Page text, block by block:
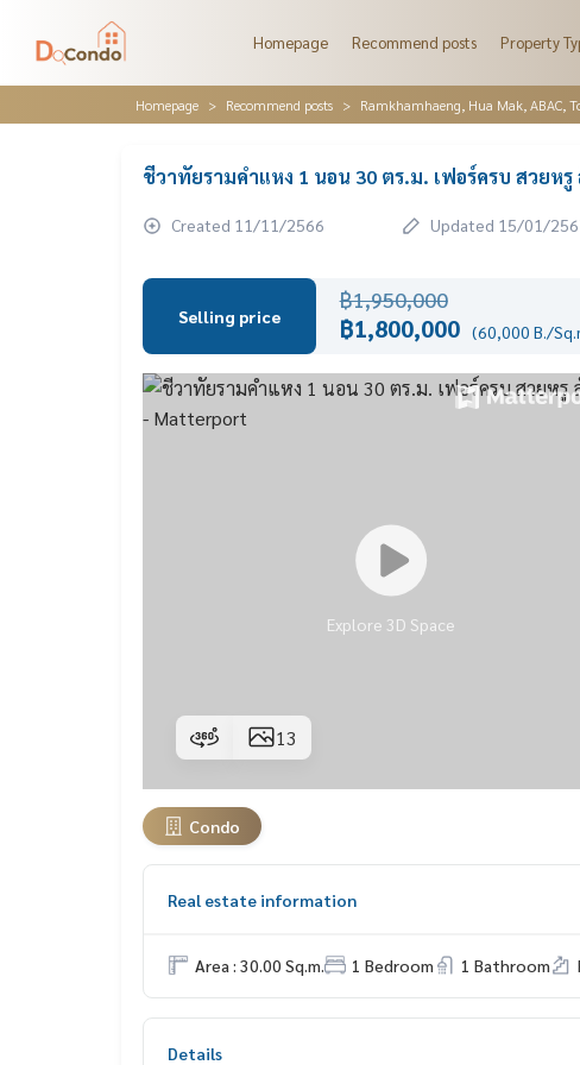
Homepage Recommend posts Property
Homepage Recommend posts Ramkhamhaeng, Hua Mak, ABAC,
ชีวาทัยรามคำแหง 1 นอน 30 ตร.ม. เฟอร์ครบ สวยหรู
Created 11/11/2566 Updated 15/01/
Selling price
฿1,950,000
฿1,800,000 (60,000 B./
Explore 3D Space
13
Condo
Real estate information
Area : 30.00 Sq.m. 1 Bedroom 1 Bathroom
Details